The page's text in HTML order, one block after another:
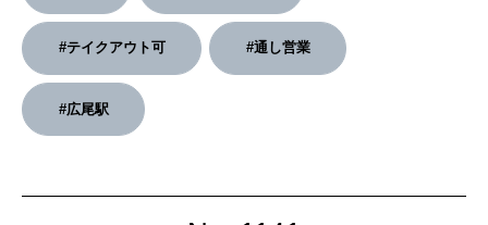
#テイクアウト可 #通し営業
#広尾駅